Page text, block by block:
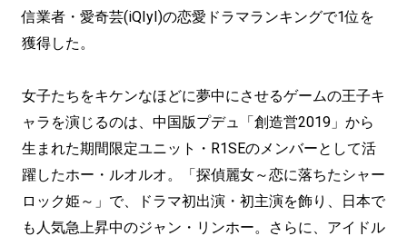
信業者・愛奇芸(iQIyI)の恋愛ドラマランキングで1位を
獲得した。
女子たちをキケンなほどに夢中にさせるゲームの王子キ
ャラを演じるのは、中国版プデュ「創造営2019」から
生まれた期間限定ユニット・R1SEのメンバーとして活
躍したホー・ルオルオ。「探偵麗女～恋に落ちたシャー
ロック姫～」で、ドラマ初出演・初主演を飾り、日本で
も人気急上昇中のジャン・リンホー。さらに、アイドル